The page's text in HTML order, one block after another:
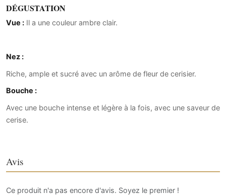
DÉGUSTATION
Vue : Il a une couleur ambre clair.
Nez :
Riche, ample et sucré avec un arôme de fleur de cerisier.
Bouche :
Avec une bouche intense et légère à la fois, avec une saveur de
cerise.
Avis
Ce produit n'a pas encore d'avis. Soyez le premier !